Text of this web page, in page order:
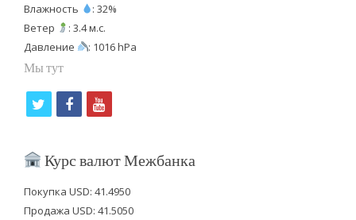
Влажность
: 32%
Ветер
: 3.4 м.с.
Давление
: 1016 hPa
Мы тут
i
t
f
c
b
y
u
u
Курс валют Межбанка
Покупка USD: 41.4950
Продажа USD: 41.5050